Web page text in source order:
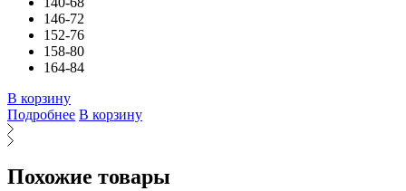
146-72
152-76
158-80
164-84
В корзину
Подробнее В корзину
Похожие товары